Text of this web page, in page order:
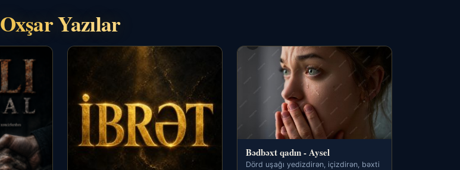
Oxşar Yazılar
Bədbəxt qadın - Aysel
Dörd uşağı yedizdirən, içizdirən, bəxti